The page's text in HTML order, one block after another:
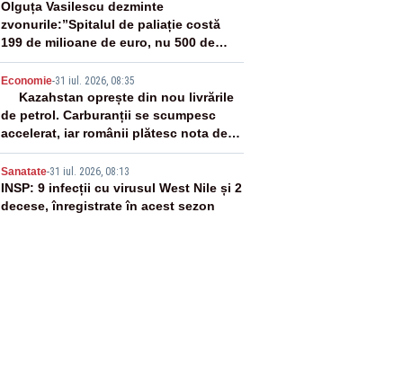
Olguța Vasilescu dezminte
zvonurile:”Spitalul de paliație costă
199 de milioane de euro, nu 500 de
milioane”
Economie-31 iul. 2026, 08:35
Kazahstan oprește din nou livrările
de petrol. Carburanții se scumpesc
accelerat, iar românii plătesc nota de
plată
Sanatate-31 iul. 2026, 08:13
INSP: 9 infecții cu virusul West Nile și 2
decese, înregistrate în acest sezon